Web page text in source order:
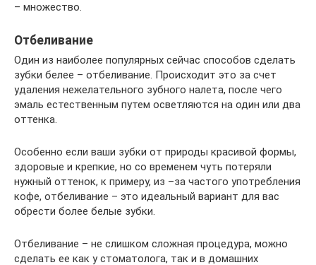
– множество.
Отбеливание
Один из наиболее популярных сейчас способов сделать
зубки белее – отбеливание. Происходит это за счет
удаления нежелательного зубного налета, после чего
эмаль естественным путем осветляются на один или два
оттенка.
Особенно если ваши зубки от природы красивой формы,
здоровые и крепкие, но со временем чуть потеряли
нужный оттенок, к примеру, из –за частого употребления
кофе, отбеливание – это идеальный вариант для вас
обрести более белые зубки.
Отбеливание – не слишком сложная процедура, можно
сделать ее как у стоматолога, так и в домашних